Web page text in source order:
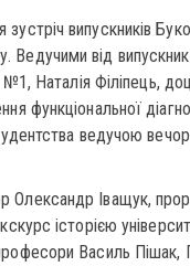
зустріч випускників
Ведучими від
№1, Наталія Філіпець,
функціональної
ведучою
Олександр Іващук,
історією
Василь Пішак,